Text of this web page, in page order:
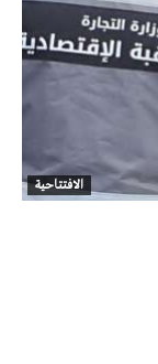
الافتتاحية